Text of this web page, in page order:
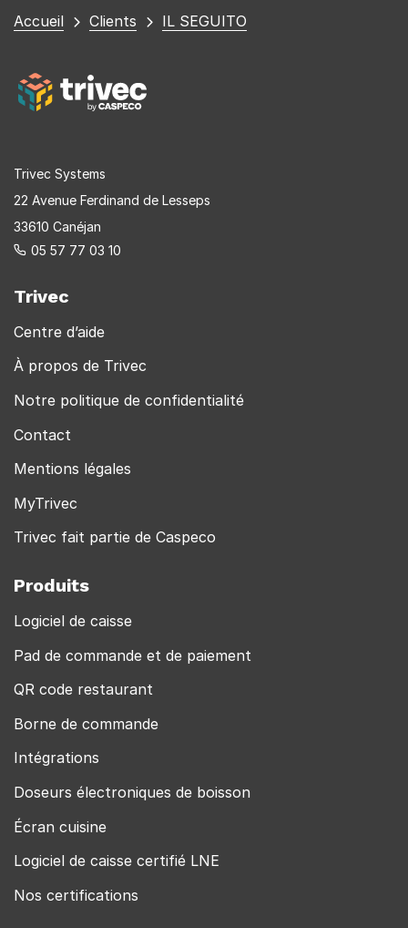
Vous
Accueil Clients IL SEGUITO
Trivec Systems
22 Avenue Ferdinand de Lesseps
33610 Canéjan
05 57 77 03 10
Trivec
Centre d’aide
À propos de Trivec
Notre politique de confidentialité
Contact
Mentions légales
MyTrivec
Trivec fait partie de Caspeco
Produits
Logiciel de caisse
Pad de commande et de paiement
QR code restaurant
Borne de commande
Intégrations
Doseurs électroniques de boisson
Écran cuisine
Logiciel de caisse certifié LNE
Nos certifications